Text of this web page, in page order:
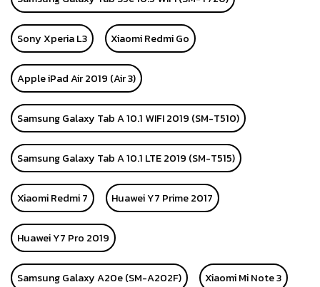
Sony Xperia L3 Xiaomi Redmi Go
Apple iPad Air 2019 (Air 3)
Samsung Galaxy Tab A 10.1 WIFI 2019 (SM-T510)
Samsung Galaxy Tab A 10.1 LTE 2019 (SM-T515)
Xiaomi Redmi 7 Huawei Y7 Prime 2017
Huawei Y7 Pro 2019
Samsung Galaxy A20e (SM-A202F) Xiaomi Mi Note 3